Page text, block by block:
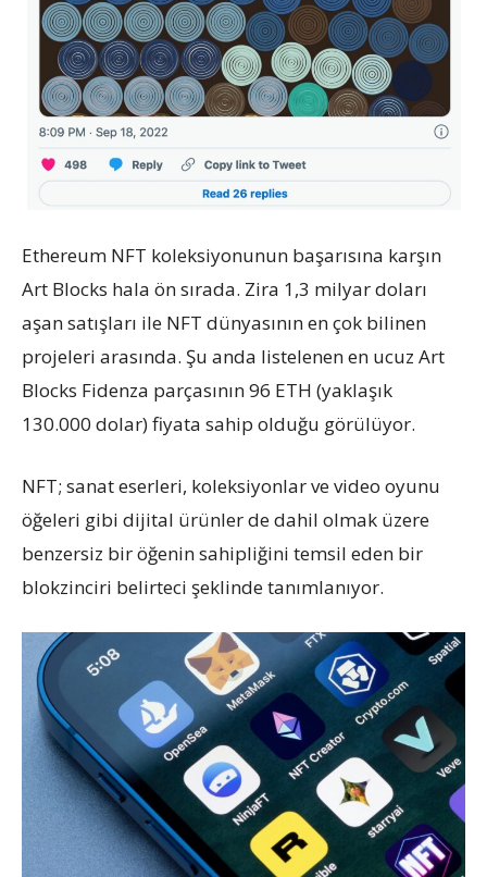
Ethereum NFT koleksiyonunun başarısına karşın
Art Blocks hala ön sırada. Zira 1,3 milyar doları
aşan satışları ile NFT dünyasının en çok bilinen
projeleri arasında. Şu anda listelenen en ucuz Art
Blocks Fidenza parçasının 96 ETH (yaklaşık
130.000 dolar) fiyata sahip olduğu görülüyor.
NFT; sanat eserleri, koleksiyonlar ve video oyunu
öğeleri gibi dijital ürünler de dahil olmak üzere
benzersiz bir öğenin sahipliğini temsil eden bir
blokzinciri belirteci şeklinde tanımlanıyor.